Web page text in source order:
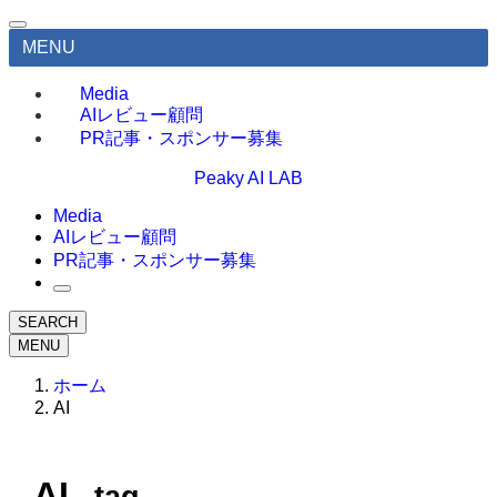
MENU
Media
AIレビュー顧問
PR記事・スポンサー募集
Peaky AI LAB
Media
AIレビュー顧問
PR記事・スポンサー募集
SEARCH
MENU
ホーム
AI